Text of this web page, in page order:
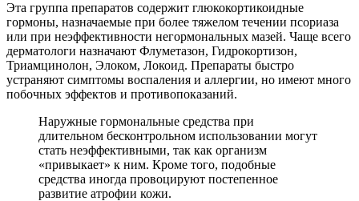
Эта группа препаратов содержит глюкокортикоидные
гормоны, назначаемые при более тяжелом течении псориаза
или при неэффективности негормональных мазей. Чаще всего
дерматологи назначают Флуметазон, Гидрокортизон,
Триамцинолон, Элоком, Локоид. Препараты быстро
устраняют симптомы воспаления и аллергии, но имеют много
побочных эффектов и противопоказаний.
Наружные гормональные средства при
длительном бесконтрольном использовании могут
стать неэффективными, так как организм
«привыкает» к ним. Кроме того, подобные
средства иногда провоцируют постепенное
развитие атрофии кожи.